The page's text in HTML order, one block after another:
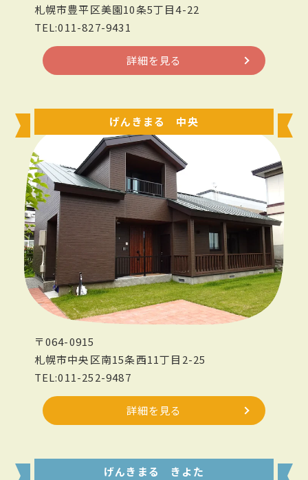
札幌市豊平区美園10条5丁目4-22
TEL:011-827-9431
詳細を見る
げんきまる 中央
〒064-0915
札幌市中央区南15条西11丁目2-25
TEL:011-252-9487
詳細を見る
げんきまる きよた